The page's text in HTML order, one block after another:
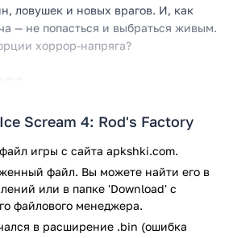
ловушек и новых врагов. И, как
— не попасться и выбраться живым.
хоррор-напряга?
фабрике, где Рода и его жутких
больше. Геймплей сочетает стелс,
нужно прятаться, искать
и открывать новые локации.
приспешники усложняют
территорию, вынюхивают
Scream 4: Rod's Factory
игры с сайта apkshki.com.
файл. Вы можете найти его в
или в папке 'Download' с
файлового менеджера.
в расширение .bin (ошибка